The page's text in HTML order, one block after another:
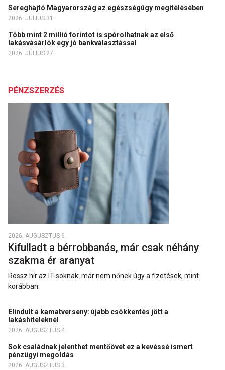
Sereghajtó Magyarország az egészségügy megítélésében
2026. JÚLIUS 31.
Több mint 2 millió forintot is spórolhatnak az első
lakásvásárlók egy jó bankválasztással
2026. JÚLIUS 27.
PÉNZSZERZÉS
2026. AUGUSZTUS 6.
Kifulladt a bérrobbanás, már csak néhány
szakma ér aranyat
Rossz hír az IT-soknak: már nem nőnek úgy a fizetések, mint
korábban.
Elindult a kamatverseny: újabb csökkentés jött a
lakáshiteleknél
2026. AUGUSZTUS 4.
Sok családnak jelenthet mentőövet ez a kevéssé ismert
pénzügyi megoldás
2026. AUGUSZTUS 3.